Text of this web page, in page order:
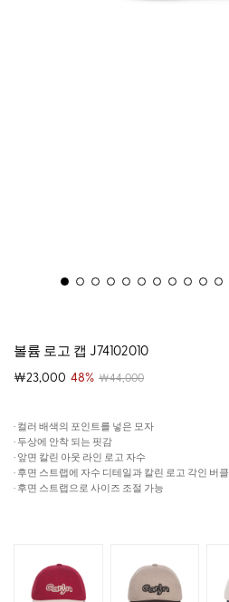
볼륨 로고 캡 J74102010
￦23,000 48% ￦44,000
· 컬러 배색의 포인트를 넣은 모자
· 두상에 안착 되는 핏감
· 앞면 칼린 아웃 라인 로고 자수
· 후면 스트랩에 자수 디테일과 칼린 로고 각인 버클
· 후면 스트랩으로 사이즈 조절 가능